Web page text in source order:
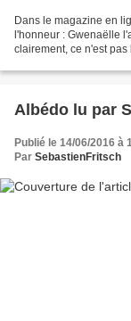
Dans le magazine en
l'honneur : Gwenaëlle
clairement, ce n'est
Albédo lu par
Publié le 14/06/2016 à
Par SebastienFritsch